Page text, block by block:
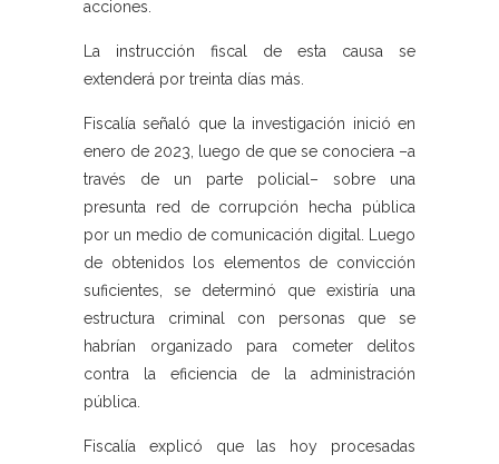
acciones.
La instrucción fiscal de esta causa se
extenderá por treinta días más.
Fiscalía señaló que la investigación inició en
enero de 2023, luego de que se conociera –a
través de un parte policial– sobre una
presunta red de corrupción hecha pública
por un medio de comunicación digital. Luego
de obtenidos los elementos de convicción
suficientes, se determinó que existiría una
estructura criminal con personas que se
habrían organizado para cometer delitos
contra la eficiencia de la administración
pública.
Fiscalía explicó que las hoy procesadas